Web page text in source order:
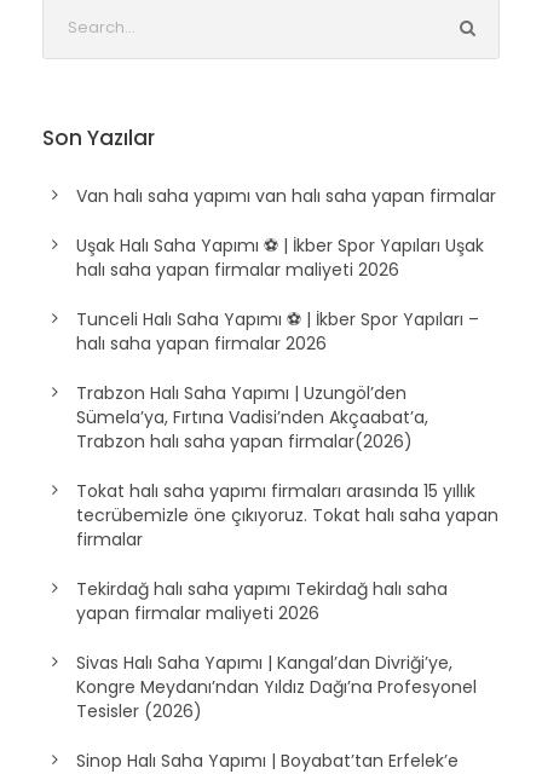
Son Yazılar
Van halı saha yapımı van halı saha yapan firmalar
Uşak Halı Saha Yapımı ⚽ | İkber Spor Yapıları Uşak
halı saha yapan firmalar maliyeti 2026
Tunceli Halı Saha Yapımı ⚽ | İkber Spor Yapıları –
halı saha yapan firmalar 2026
Trabzon Halı Saha Yapımı | Uzungöl’den
Sümela’ya, Fırtına Vadisi’nden Akçaabat’a,
Trabzon halı saha yapan firmalar(2026)
Tokat halı saha yapımı firmaları arasında 15 yıllık
tecrübemizle öne çıkıyoruz. Tokat halı saha yapan
firmalar
Tekirdağ halı saha yapımı Tekirdağ halı saha
yapan firmalar maliyeti 2026
Sivas Halı Saha Yapımı | Kangal’dan Divriği’ye,
Kongre Meydanı’ndan Yıldız Dağı’na Profesyonel
Tesisler (2026)
Sinop Halı Saha Yapımı | Boyabat’tan Erfelek’e